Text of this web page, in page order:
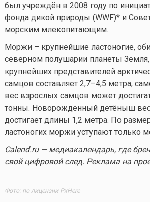
был учреждён в 2008 году по
фонда дикой природы (WWF)* и
морским млекопитающим.
Моржи – крупнейшие ластоногие,
северном полушарии планеты Земля,
крупнейших представителей
самцов составляет 2,7–4,5 метра,
вес взрослых самцов может
тонны. Новорождённый детёныш
достигает длины 1,2 метра. По
ластоногих моржи уступают только
Calend.ru — медиакалендарь, где
свой цифровой след. Реклама на
Фото: по лицензии PxHere